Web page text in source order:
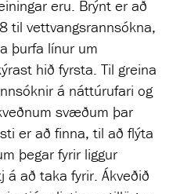
eru. Brýnt er að
til vettvangsrannsókna,
þurfa línur um
hið fyrsta. Til greina
á náttúrufari og
svæðum þar
er að finna, til að flýta
þegar fyrir liggur
á að taka fyrir. Ákveðið